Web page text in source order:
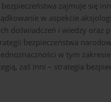
zajmuje się
w aspekcie
doświadczeń i wiedzy oraz
bezpieczeństwa
w tym
zaś inni – strategia